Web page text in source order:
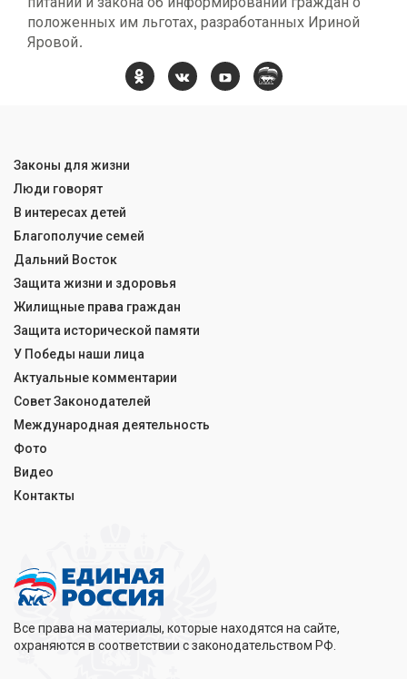
положенных им льготах, разработанных Ириной
Яровой.
Все права на материалы, которые находятся на сайте,
охраняются в соответствии с законодательством РФ.
Законы для жизни
Люди говорят
В интересах детей
Благополучие семей
Дальний Восток
Защита жизни и здоровья
Жилищные права граждан
Защита исторической памяти
У Победы наши лица
Актуальные комментарии
Совет Законодателей
Международная деятельность
Фото
Видео
Контакты